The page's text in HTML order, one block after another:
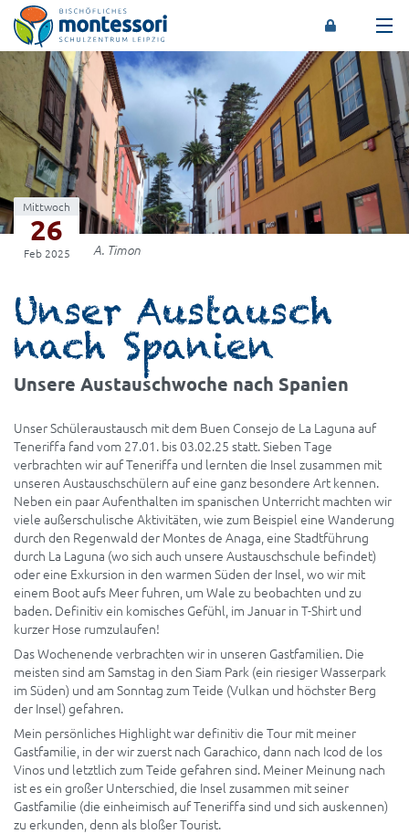
Montessori-Schulzentrum Leipzig
Mittwoch
26
Feb 2025 A. Timon
Unser Austausch
nach Spanien
Unsere Austauschwoche nach Spanien
Unser Schüleraustausch mit dem Buen Consejo de La Laguna auf
Teneriffa fand vom 27.01. bis 03.02.25 statt. Sieben Tage
verbrachten wir auf Teneriffa und lernten die Insel zusammen mit
unseren Austauschschülern auf eine ganz besondere Art kennen.
Neben ein paar Aufenthalten im spanischen Unterricht machten wir
viele außerschulische Aktivitäten, wie zum Beispiel eine Wanderung
durch den Regenwald der Montes de Anaga, eine Stadtführung
durch La Laguna (wo sich auch unsere Austauschschule befindet)
oder eine Exkursion in den warmen Süden der Insel, wo wir mit
einem Boot aufs Meer fuhren, um Wale zu beobachten und zu
baden. Definitiv ein komisches Gefühl, im Januar in T-Shirt und
kurzer Hose rumzulaufen!
Das Wochenende verbrachten wir in unseren Gastfamilien. Die
meisten sind am Samstag in den Siam Park (ein riesiger Wasserpark
im Süden) und am Sonntag zum Teide (Vulkan und höchster Berg
der Insel) gefahren.
Mein persönliches Highlight war definitiv die Tour mit meiner
Gastfamilie, in der wir zuerst nach Garachico, dann nach Icod de los
Vinos und letztlich zum Teide gefahren sind. Meiner Meinung nach
ist es ein großer Unterschied, die Insel zusammen mit seiner
Gastfamilie (die einheimisch auf Teneriffa sind und sich auskennen)
zu erkunden, denn als bloßer Tourist.